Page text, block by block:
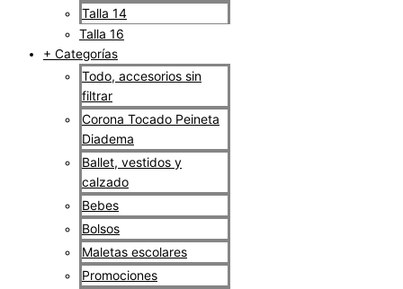
Talla 14
Talla 16
+ Categorías
Todo, accesorios sin
filtrar
Corona Tocado Peineta
Diadema
Ballet, vestidos y
calzado
Bebes
Bolsos
Maletas escolares
Promociones